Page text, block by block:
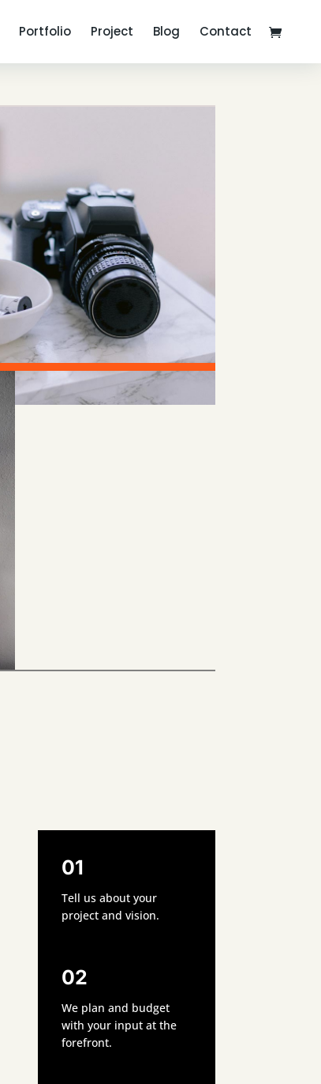
Portfolio Project Blog Contact
01
Tell us about your
project and vision.
02
We plan and budget
with your input at the
forefront.